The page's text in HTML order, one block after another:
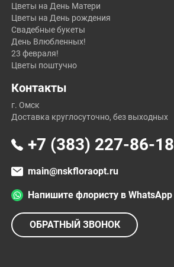
Цветы на День Матери
Цветы на День рождения
Свадебные букеты
День Влюбленных!
23 февраля!
Цветы поштучно
Контакты
г. Омск
Доставка круглосуточно, без выходных
+7 (383) 227-86-18
main@nskfloraopt.ru
Напишите флористу в WhatsApp
ОБРАТНЫЙ ЗВОНОК